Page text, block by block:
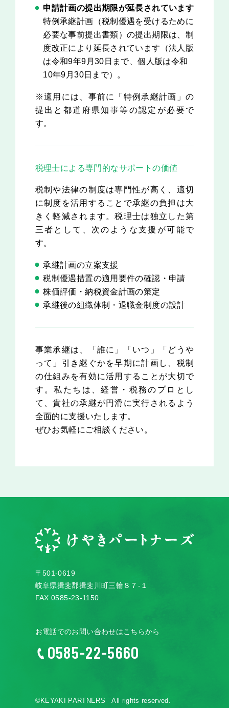
申請計画の提出期限が延長されています
特例承継計画（税制優遇を受けるために
必要な事前提出書類）の提出期限は、制
度改正により延長されています（法人版
は令和9年9月30日まで、個人版は令和
10年9月30日まで）。
※適用には、事前に「特例承継計画」の
提出と都道府県知事等の認定が必要で
す。
税理士による専門的なサポートの価値
税制や法律の制度は専門性が高く、適切
に制度を活用することで承継の負担は大
きく軽減されます。税理士は独立した第
三者として、次のような支援が可能で
す。
承継計画の立案支援
税制優遇措置の適用要件の確認・申請
株価評価・納税資金計画の策定
承継後の組織体制・退職金制度の設計
事業承継は、「誰に」「いつ」「どうや
って」引き継ぐかを早期に計画し、税制
の仕組みを有効に活用することが大切で
す。私たちは、経営・税務のプロとし
て、貴社の承継が円滑に実行されるよう
全面的に支援いたします。
ぜひお気軽にご相談ください。
〒501-0619
岐阜県揖斐郡揖斐川町三輪８７-１
FAX 0585-23-1150
お電話でのお問い合わせはこちらから
0585-22-5660
©KEYAKI PARTNERS All rights reserved.